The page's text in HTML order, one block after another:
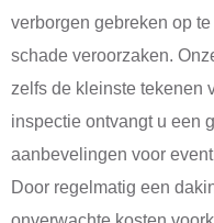
verborgen gebreken op
schade veroorzaken.
zelfs de kleinste tekenen
inspectie ontvangt u een
aanbevelingen voor
Door regelmatig een